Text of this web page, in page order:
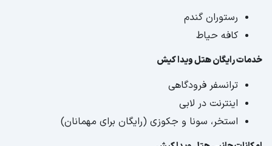
رستوران گندم
کافه حیاط
خدمات رایگان هتل ویدا کیش
ترانسفر فرودگاهی
اینترنت در لابی
استخر، سونا و جکوزی (رایگان برای مهمانان)